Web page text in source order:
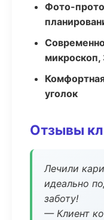
Фото-
микроскоп,
уголок
Отзывы
Лечили
идеально
заботу!
— Клиент